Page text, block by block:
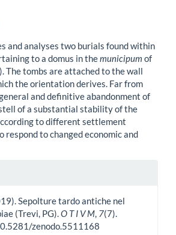
and analyses two burials found within
to a domus in themunicipum of
The tombs are attached to the wall
the orientation derives. Far from
and definitive abandonment of
of a substantial stability of the
to different settlement
respond to changed economic and
Sepolture tardo antiche nel
(Trevi, PG).O T I V M, 7(7).
zenodo.5511168